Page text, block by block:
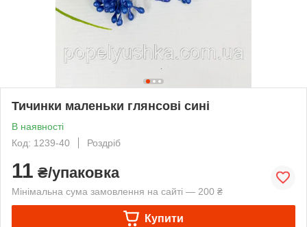
Тичинки маленьки глянсові сині
В наявності
Код: 1239-40
Роздріб
11 ₴/упаковка
Мінімальна сума замовлення на сайті — 200 ₴
Купити